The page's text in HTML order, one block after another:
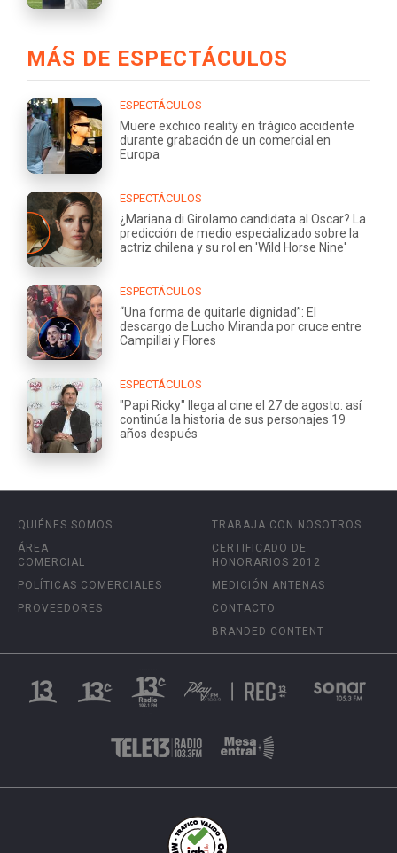
MÁS DE ESPECTÁCULOS
ESPECTÁCULOS
Muere exchico reality en trágico accidente
durante grabación de un comercial en
Europa
ESPECTÁCULOS
¿Mariana di Girolamo candidata al Oscar? La
predicción de medio especializado sobre la
actriz chilena y su rol en 'Wild Horse Nine'
ESPECTÁCULOS
“Una forma de quitarle dignidad”: El
descargo de Lucho Miranda por cruce entre
Campillai y Flores
ESPECTÁCULOS
"Papi Ricky" llega al cine el 27 de agosto: así
continúa la historia de sus personajes 19
años después
QUIÉNES SOMOS
ÁREA
COMERCIAL
POLÍTICAS COMERCIALES
PROVEEDORES
TRABAJA CON NOSOTROS
CERTIFICADO DE
HONORARIOS 2012
MEDICIÓN ANTENAS
CONTACTO
BRANDED CONTENT